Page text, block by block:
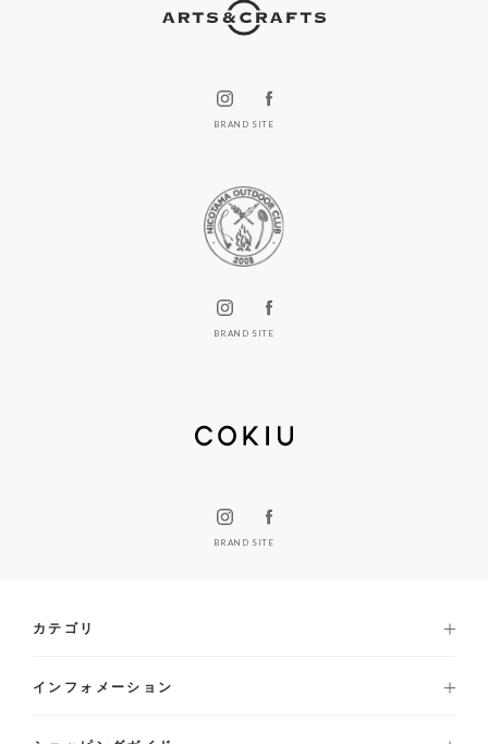
BRAND SITE
BRAND SITE
BRAND SITE
カテゴリ
インフォメーション